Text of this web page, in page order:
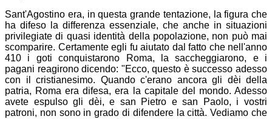
Sant'Agostino era, in questa grande tentazione, la figura che
ha difeso la differenza essenziale, che anche in situazioni
privilegiate di quasi identità della popolazione, non può mai
scomparire. Certamente egli fu aiutato dal fatto che nell'anno
410 i goti conquistarono Roma, la saccheggiarono, e i
pagani reagirono dicendo: "Ecco, questo è successo adesso
con il cristianesimo. Quando c'erano ancora gli dèi della
patria, Roma era difesa, era la capitale del mondo. Adesso
avete espulso gli dèi, e san Pietro e san Paolo, i vostri
patroni, non sono in grado di difendere la città. Vediamo che